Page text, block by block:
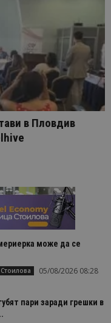
в Пловдив
може да се
05/08/2026 08:28
пари заради грешки в